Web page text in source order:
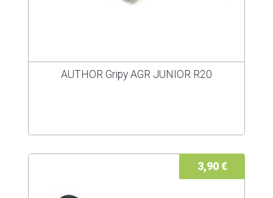
AUTHOR Gripy AGR JUNIOR R20
3,90 €